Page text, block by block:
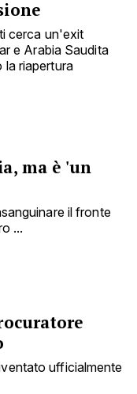
cerca un'exit
e Arabia Saudita
riapertura
ma è 'un
il fronte
...
ufficialmente